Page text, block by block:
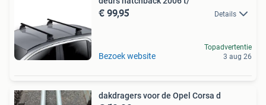
€ 99,95 Details
Bezoek website
Topadvertentie
3 aug 26
dakdragers voor de Opel Corsa d